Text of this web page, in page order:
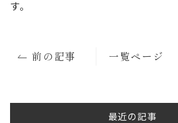
す。
前の記事 一覧ページ
最近の記事